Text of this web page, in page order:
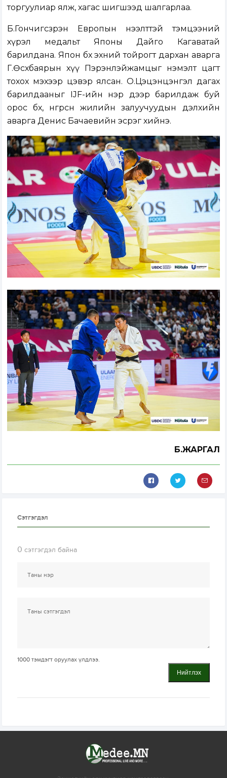
торгуулиар ялж, хагас шигшээд шалгарлаа.
Б.Гончигсзрэн Европын нээлттэй тэмцээний
хүрэл медальт Японы Дайго Кагаватай
барилдана. Япон бөх эхний тойрогт дархан аварга
Г.Өсөхбаярын хүү Пэрэнлэйжамцыг нэмэлт цагт
тохох мэхээр цэвэр ялсан. О.Цэцэнцэнгэл дагах
барилдааныг IJF-ийн нэр дээр барилдаж буй
орос бөх, өнгөрсөн жилийн залуучуудын дэлхийн
аварга Денис Бачаевийн эсрэг хийнэ.
Б.ЖАРГАЛ
Сэтгэгдэл
0 сэтгэгдэл байна
1000 тэмдэгт оруулах үлдлээ.
Нийтлэх